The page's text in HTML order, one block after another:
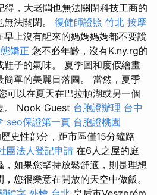
得，大老闆也無法關閉科技工商的
法關閉。 復健師證照 竹北 按摩
上沒有醒來的媽媽媽媽都不要說
矯正 您不必年齡，沒有K.ny.rg的
子的氣味。 夏季圖和度假繪畫
單的美麗日落圖。 當然，夏季
可以在夏天在巴拉頓湖或另一個
。 Nook Guest 台胞證辦理 台中
seo保證第一頁 台胞證桃園
史性部分，距市區僅15分鐘路
團法人登記申請 在6人之屋的庭
如果您堅持放鬆舒適，則是理想
您很樂意在開放的天空中做飯。